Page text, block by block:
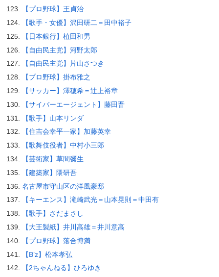
【プロ野球】王貞治
【歌手・女優】沢田研二＝田中裕子
【日本銀行】植田和男
【自由民主党】河野太郎
【自由民主党】片山さつき
【プロ野球】掛布雅之
【サッカー】澤穂希＝辻上裕章
【サイバーエージェント】藤田晋
【歌手】山本リンダ
【住吉会幸平一家】加藤英幸
【歌舞伎役者】中村小三郎
【芸術家】草間彌生
【建築家】隈研吾
名古屋市守山区の洋風豪邸
【キーエンス】滝崎武光＝山本晃則＝中田有
【歌手】さだまさし
【大王製紙】井川高雄＝井川意高
【プロ野球】落合博満
【B’z】松本孝弘
【2ちゃんねる】ひろゆき